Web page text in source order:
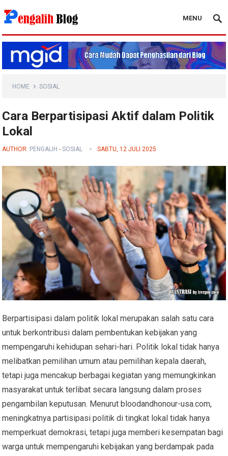
Pengalih Blog
MENU
HOME SOSIAL
Cara Berpartisipasi Aktif dalam Politik
Lokal
AUTHOR: PENGALIH -SOSIAL SABTU, 12 JULI 2025
Berpartisipasi dalam politik lokal merupakan salah satu cara
untuk berkontribusi dalam pembentukan kebijakan yang
mempengaruhi kehidupan sehari-hari. Politik lokal tidak hanya
melibatkan pemilihan umum atau pemilihan kepala daerah,
tetapi juga mencakup berbagai kegiatan yang memungkinkan
masyarakat untuk terlibat secara langsung dalam proses
pengambilan keputusan. Menurut bloodandhonour-usa.com,
meningkatnya partisipasi politik di tingkat lokal tidak hanya
memperkuat demokrasi, tetapi juga memberi kesempatan bagi
warga untuk mempengaruhi kebijakan yang berdampak pada